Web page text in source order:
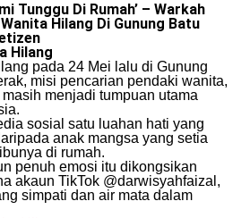
Tunggu Di Rumah’ – Warkah
Hilang Di Gunung Batu
Hilang
pada 24 Mei lalu di Gunung
misi pencarian pendaki wanita,
menjadi tumpuan utama
sosial satu luahan hati yang
anak mangsa yang setia
di rumah.
penuh emosi itu dikongsikan
akaun TikTok @darwisyahfaizal,
simpati dan air mata dalam